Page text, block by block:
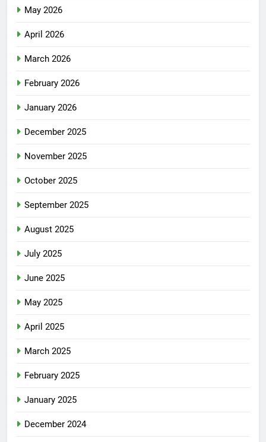
May 2026
April 2026
March 2026
February 2026
January 2026
December 2025
November 2025
October 2025
September 2025
August 2025
July 2025
June 2025
May 2025
April 2025
March 2025
February 2025
January 2025
December 2024